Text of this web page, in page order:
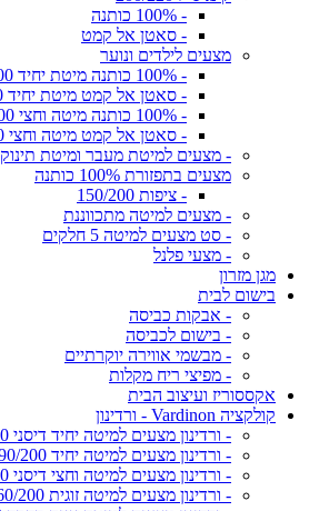
- 100% כותנה
- סאטן אל קמט
מצעים לילדים ונוער
- 100% כותנה מיטת יחיד 90/200
- סאטן אל קמט מיטת יחיד 90/200
- 100% כותנה מיטה וחצי 120/200
- סאטן אל קמט מיטה וחצי 120/200
- מצעים למיטת מעבר ומיטת תינוק
מצעים בתפזורת 100% כותנה
- ציפות 150/200
- מצעים למיטה מתכווננת
- סט מצעים למיטה 5 חלקים
- מצעי פלנל
מגן מזרון
בישום לבית
- אבקות כביסה
- בישום לכביסה
- מבשמי אווירה יוקרתיים
- מפיצי ריח מקלות
אקססוריז ועיצוב הבית
קולקציה Vardinon - ורדינון
- ורדינון מצעים למיטה יחיד דיסני 90/200
- ורדינון מצעים למיטה יחיד 90/200
- ורדינון מצעים למיטה וחצי דיסני 120/200
- ורדינון מצעים למיטה זוגית 160/200